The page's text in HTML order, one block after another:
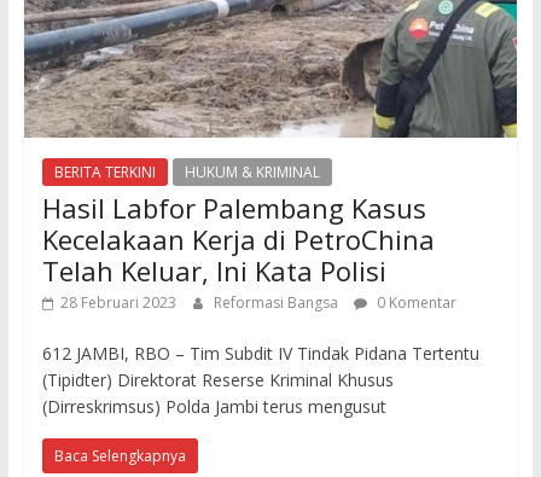
BERITA TERKINI HUKUM & KRIMINAL
Hasil Labfor Palembang Kasus
Kecelakaan Kerja di PetroChina
Telah Keluar, Ini Kata Polisi
28 Februari 2023 Reformasi Bangsa 0 Komentar
612 JAMBI, RBO – Tim Subdit IV Tindak Pidana Tertentu
(Tipidter) Direktorat Reserse Kriminal Khusus
(Dirreskrimsus) Polda Jambi terus mengusut
Baca Selengkapnya